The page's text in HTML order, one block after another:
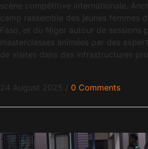
scène compétitive internationale.
camp rassemble des jeunes femmes
Faso, et du Niger autour de sessions
masterclasses animées par des
de visites dans des infrastructures
24 August 2025 / 0 Comments